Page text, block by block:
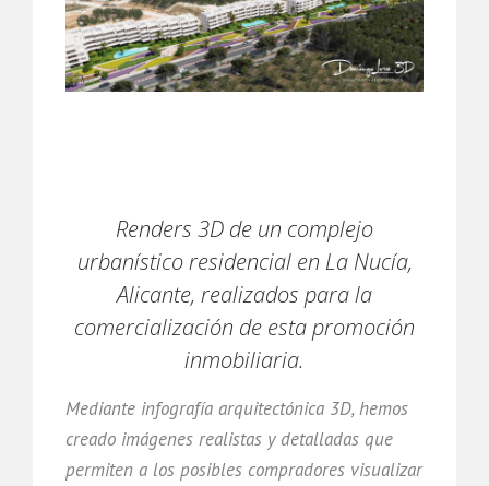
Renders 3D de un complejo
urbanístico residencial en La Nucía,
Alicante, realizados para la
comercialización de esta promoción
inmobiliaria.
Mediante infografía arquitectónica 3D, hemos
creado imágenes realistas y detalladas que
permiten a los posibles compradores visualizar